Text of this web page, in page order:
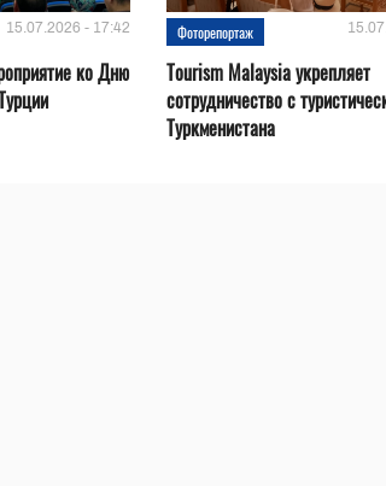
15.07.2026 - 17:42
ко Дню
Фоторепортаж
Tourism Malaysia укрепляет
сотрудничество с
Туркменистана